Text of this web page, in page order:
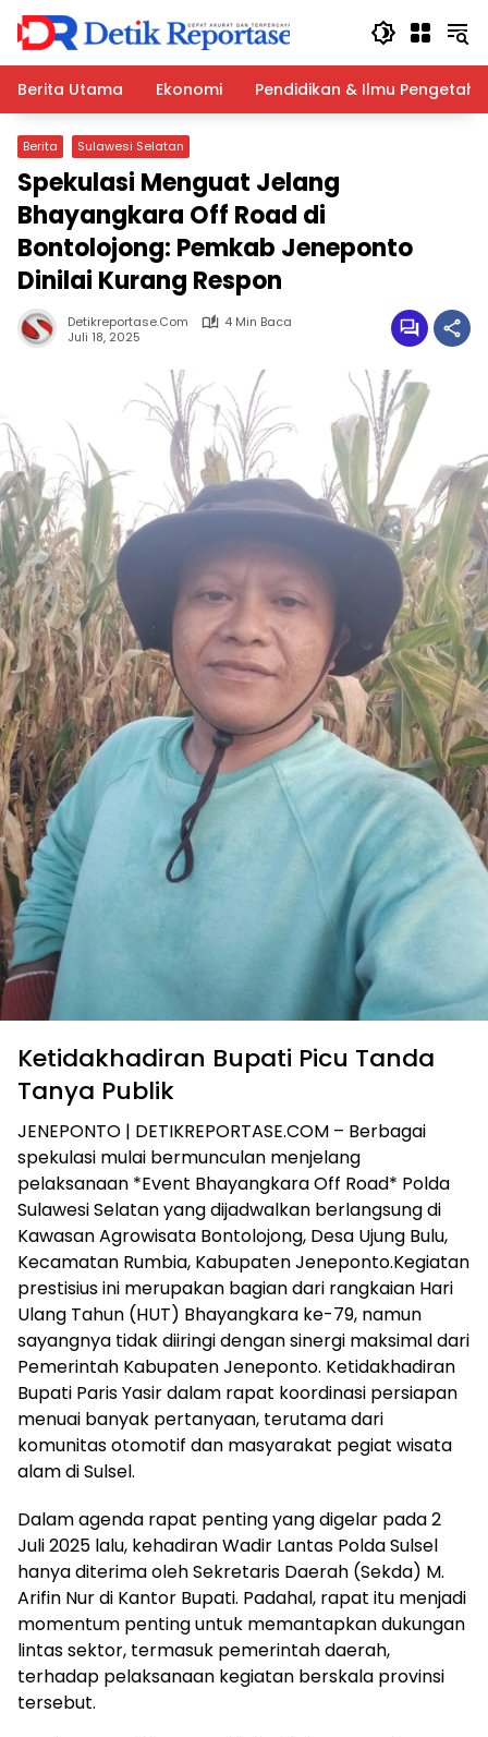
Langsung
konten
Berita Utama
Ekonomi Pendidikan & Ilmu
Berita Sulawesi Selatan
Spekulasi Menguat Jelang
Bhayangkara Off Road di
Bontolojong: Pemkab Jeneponto
Dinilai Kurang Respon
Detikreportase.com
4 Min Baca
Juli 18, 2025
Ketidakhadiran Bupati Picu Tanda
Tanya Publik
JENEPONTO | DETIKREPORTASE.COM – Berbagai
spekulasi mulai bermunculan menjelang
pelaksanaan *Event Bhayangkara Off Road* Polda
Sulawesi Selatan yang dijadwalkan berlangsung di
Kawasan Agrowisata Bontolojong, Desa Ujung Bulu,
Kecamatan Rumbia, Kabupaten Jeneponto.Kegiatan
prestisius ini merupakan bagian dari rangkaian Hari
Ulang Tahun (HUT) Bhayangkara ke-79, namun
sayangnya tidak diiringi dengan sinergi maksimal dari
Pemerintah Kabupaten Jeneponto. Ketidakhadiran
Bupati Paris Yasir dalam rapat koordinasi persiapan
menuai banyak pertanyaan, terutama dari
komunitas otomotif dan masyarakat pegiat wisata
alam di Sulsel.
Dalam agenda rapat penting yang digelar pada 2
Juli 2025 lalu, kehadiran Wadir Lantas Polda Sulsel
hanya diterima oleh Sekretaris Daerah (Sekda) M.
Arifin Nur di Kantor Bupati. Padahal, rapat itu menjadi
momentum penting untuk memantapkan dukungan
lintas sektor, termasuk pemerintah daerah,
terhadap pelaksanaan kegiatan berskala provinsi
tersebut.